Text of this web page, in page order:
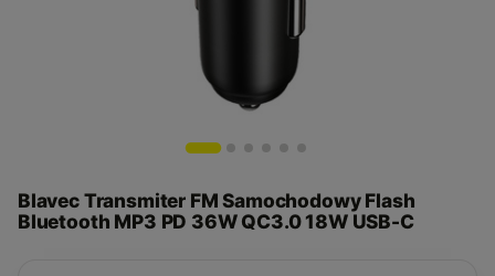
Blavec Transmiter FM Samochodowy Flash
Bluetooth MP3 PD 36W QC3.0 18W USB-C